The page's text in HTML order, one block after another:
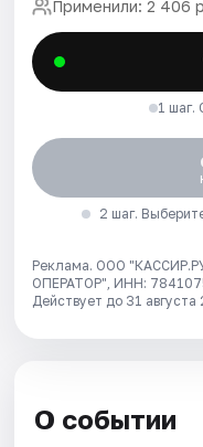
Применили: 2 406
1 шаг.
2 шаг.
Реклама. ООО
ОПЕРАТОР", ИНН:
Действует до 31 августа
О событии